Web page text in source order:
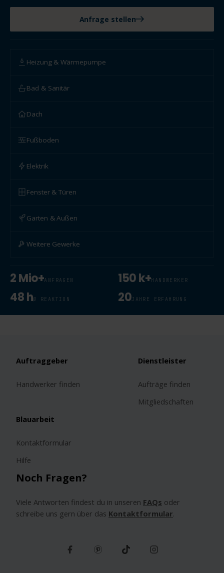
Anfrage stellen
Heizung & Wärmepumpe
Bad & Sanitär
Dach
Fußboden
Elektrik
Fenster & Türen
Garten & Außen
Weitere Gewerke
2 Mio+ANFRAGEN 150 k+HANDWERKER
48 hØ REAKTION 20JAHRE ERFAHRUNG
Noch Fragen?
Viele Antworten findest du in unseren FAQs oder
schreibe uns gern über das Kontaktformular.
Auftraggeber
Handwerker finden
Dienstleister
Aufträge finden
Mitgliedschaften
Blauarbeit
Kontaktformular
Hilfe